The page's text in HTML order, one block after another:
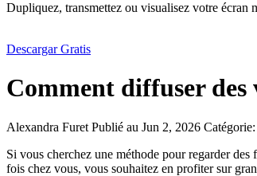
Dupliquez, transmettez ou visualisez votre écran
Descargar Gratis
Comment diffuser
Alexandra Furet Publié au Jun 2, 2026 Catégorie:
Si vous cherchez une méthode pour regarder
fois chez vous, vous souhaitez en profiter sur